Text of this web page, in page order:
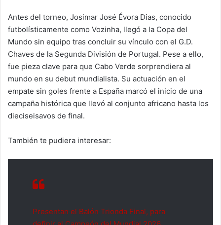
Antes del torneo, Josimar José Évora Dias, conocido
futbolísticamente como Vozinha, llegó a la Copa del
Mundo sin equipo tras concluir su vínculo con el G.D.
Chaves de la Segunda División de Portugal. Pese a ello,
fue pieza clave para que Cabo Verde sorprendiera al
mundo en su debut mundialista. Su actuación en el
empate sin goles frente a España marcó el inicio de una
campaña histórica que llevó al conjunto africano hasta los
dieciseisavos de final.
También te pudiera interesar:
Presentan el Balón Trionda Final, para